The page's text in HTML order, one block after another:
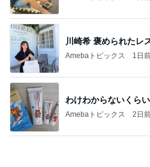
グラスに付かない1番
Amebaトピックス 1日